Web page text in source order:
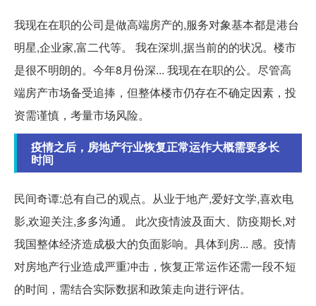
我现在在职的公司是做高端房产的,服务对象基本都是港台
明星,企业家,富二代等。 我在深圳,据当前的的状况。楼市
是很不明朗的。今年8月份深... 我现在在职的公。尽管高
端房产市场备受追捧，但整体楼市仍存在不确定因素，投
资需谨慎，考量市场风险。
疫情之后，房地产行业恢复正常运作大概需要多长
时间
民间奇谭:总有自己的观点。从业于地产,爱好文学,喜欢电
影,欢迎关注,多多沟通。 此次疫情波及面大、防疫期长,对
我国整体经济造成极大的负面影响。具体到房... 感。疫情
对房地产行业造成严重冲击，恢复正常运作还需一段不短
的时间，需结合实际数据和政策走向进行评估。